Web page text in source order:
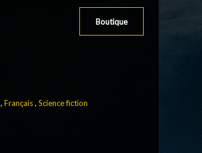
Boutique
, Français, Science fiction